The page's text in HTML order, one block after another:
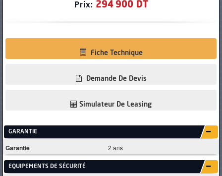
Prix: 294 900 DT
Fiche Technique
Demande De Devis
Simulateur De Leasing
GARANTIE
Garantie 2 ans
EQUIPEMENTS DE SÉCURITÉ